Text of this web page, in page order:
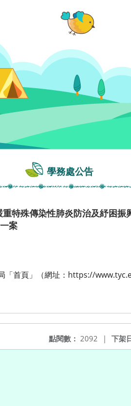
學務處公告
特殊傳染性肺炎防治及紓困
案
「首頁」（網址：https://
下架
點閱數： 2092 |